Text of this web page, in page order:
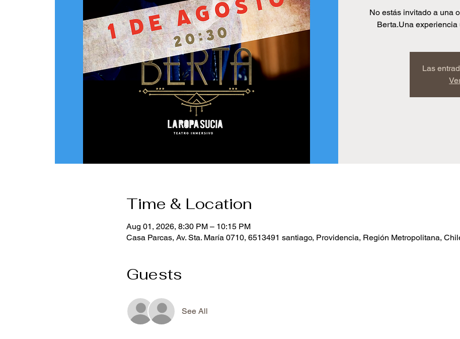
No estás invitado a una
Berta.Una
Las
Time & Location
Aug 01, 2026, 8:30 PM – 10:15 PM
Casa Parcas, Av. Sta. María 0710, 6513491 santiago, Providencia, Región Metropolitana,
Guests
See All